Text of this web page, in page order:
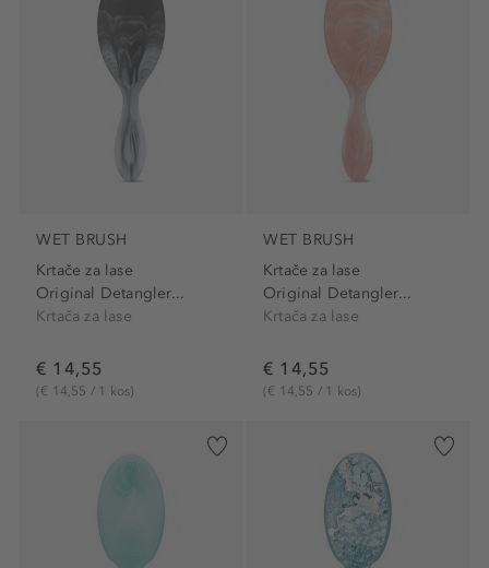
WET BRUSH
Krtače za lase
Original Detangler...
Krtača za lase
€ 14,55
(€ 14,55 / 1 kos)
WET BRUSH
Krtače za lase
Original Detangler...
Krtača za lase
€ 14,55
(€ 14,55 / 1 kos)